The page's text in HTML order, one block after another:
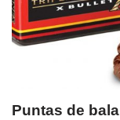
Puntas de bala